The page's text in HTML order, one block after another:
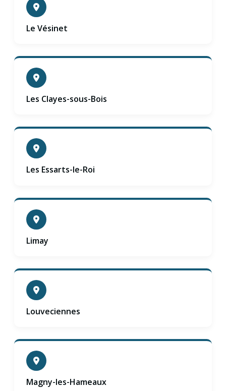
Le Vésinet
Les Clayes-sous-Bois
Les Essarts-le-Roi
Limay
Louveciennes
Magny-les-Hameaux